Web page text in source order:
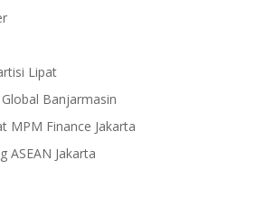
Lipat
Banjarmasin
MPM Finance Jakarta
ASEAN Jakarta